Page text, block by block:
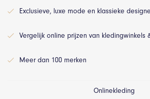
Exclusieve, luxe mode en klassieke
Vergelijk online prijzen van kledingwinkels
Meer dan 100 merken
Onlinekleding